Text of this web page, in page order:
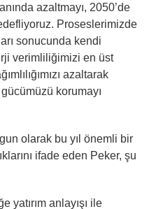
azaltmayı, 2050’de
Proseslerimizde
sonucunda kendi
verimliliğimizi en üst
azaltarak
korumayı
olarak bu yıl önemli bir
ifade eden Peker, şu
yatırım anlayışı ile